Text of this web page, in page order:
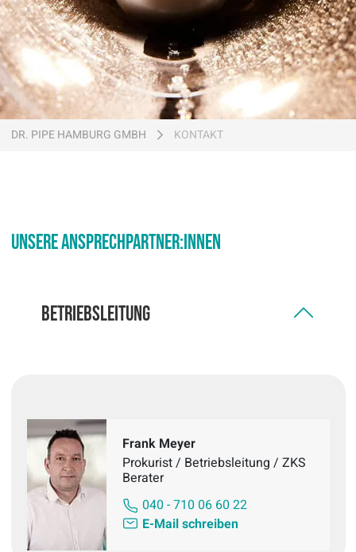
Ein Unternehmen der Telefon: 040 71 00 66 00
Ein Unternehmen der Telefon: 040 71 00 66 00
DR. PIPE HAMBURG GMBH KONTAKT
Unsere Ansprechpartner:innen
Betriebsleitung
Frank Meyer
Prokurist / Betriebsleitung / ZKS
Berater
040 - 710 06 60 22
E-Mail schreiben